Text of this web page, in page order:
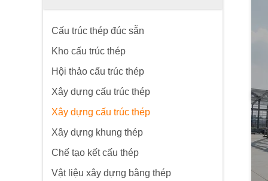
Cấu trúc thép đúc sẵn
Kho cấu trúc thép
Hội thảo cấu trúc thép
Xây dựng cấu trúc thép
Xây dựng cấu trúc thép
Xây dựng khung thép
Chế tạo kết cấu thép
Vật liệu xây dựng bằng thép